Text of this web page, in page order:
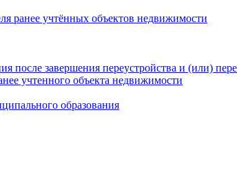
ранее учтённых объектов недвижимости
после завершения переустройства и (или)
учтенного объекта недвижимости
образования